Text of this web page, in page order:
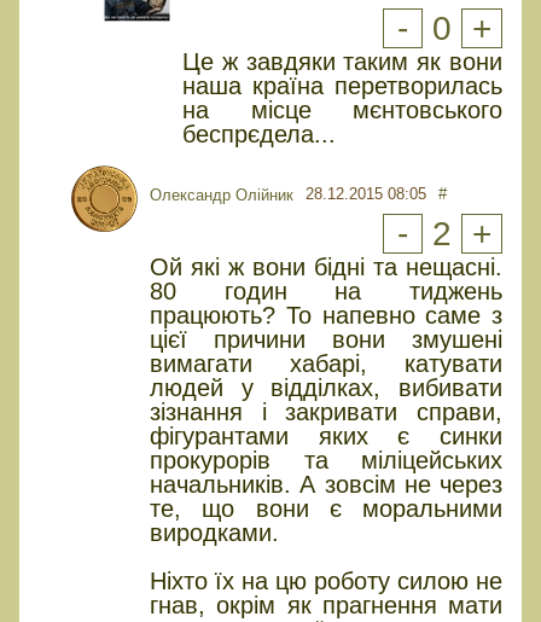
- 0 +
Це ж завдяки таким як вони
наша країна перетворилась
на місце мєнтовського
беспрєдела...
Олександр Олійник 28.12.2015 08:05 #
- 2 +
Ой які ж вони бідні та нещасні.
80 годин на тиджень
працюють? То напевно саме з
цієї причини вони змушені
вимагати хабарі, катувати
людей у відділках, вибивати
зізнання і закривати справи,
фігурантами яких є синки
прокурорів та міліцейських
начальників. А зовсім не через
те, що вони є моральними
виродками.
Ніхто їх на цю роботу силою не
гнав, окрім як прагнення мати